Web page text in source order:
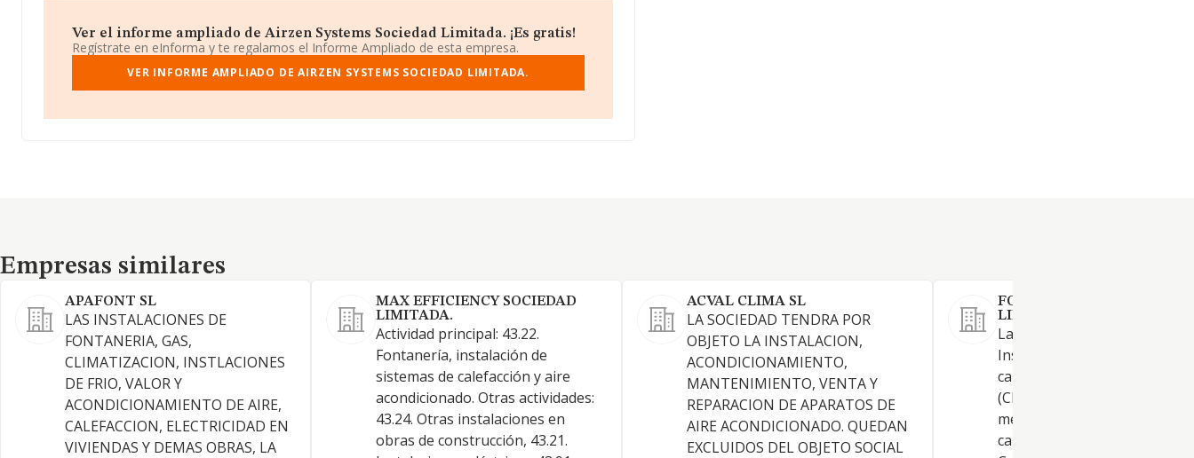
Ver el informe ampliado de Airzen Systems Sociedad Limitada. ¡Es gratis!
Regístrate en eInforma y te regalamos el Informe Ampliado de esta empresa.
VER INFORME AMPLIADO DE AIRZEN SYSTEMS SOCIEDAD LIMITADA.
Empresas similares
Empresas similares
APAFONT SL
LAS INSTALACIONES DE
FONTANERIA, GAS,
CLIMATIZACION, INSTLACIONES
DE FRIO, VALOR Y
ACONDICIONAMIENTO DE AIRE,
CALEFACCION, ELECTRICIDAD EN
VIVIENDAS Y DEMAS OBRAS, LA
MAX EFFICIENCY SOCIEDAD
LIMITADA.
Actividad principal: 43.22.
Fontanería, instalación de
sistemas de calefacción y aire
acondicionado. Otras actividades:
43.24. Otras instalaciones en
obras de construcción, 43.21.
ACVAL CLIMA SL
LA SOCIEDAD TENDRA POR
OBJETO LA INSTALACION,
ACONDICIONAMIENTO,
MANTENIMIENTO, VENTA Y
REPARACION DE APARATOS DE
AIRE ACONDICIONADO. QUEDAN
EXCLUIDOS DEL OBJETO SOCIAL
FONTAHOGAR UTIEL
LIMITADA.
La Sociedad tiene por objeto:
Instalaciones fontanería,
calefacción y aire
(CNAE 4322). . Comercio al
menor de combustibles para
calefacciones (CNAE 4778).